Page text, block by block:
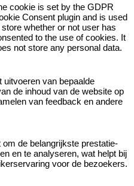
cookie is set by the GDPR
Consent plugin and is used
store whether or not user has
to the use of cookies. It
not store any personal data.
uitvoeren van bepaalde
de inhoud van de website op
van feedback en andere
de belangrijkste prestatie-
en te analyseren, wat helpt bij
voor de bezoekers.